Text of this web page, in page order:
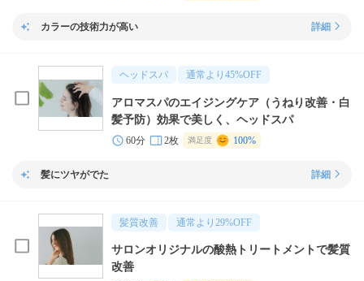
カラーの技術力が高い 詳細
ヘッドスパ 通常より 45%OFF
アロマスパのエイジングケア（うねり改善・白
髪予防）効果で美しく、ヘッドスパ
60分 2枚 満足度 100%
髪にツヤがでた 詳細
髪質改善 通常より 29%OFF
サロンオリジナルの酸熱トリートメントで髪質
改善